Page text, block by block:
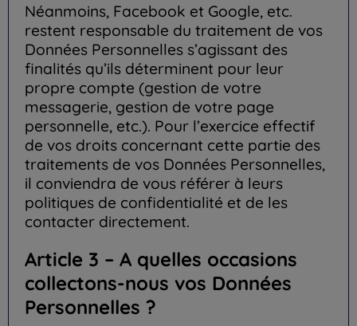
Néanmoins, Facebook et Google, etc.
restent responsable du traitement de vos
Données Personnelles s’agissant des
finalités qu’ils déterminent pour leur
propre compte (gestion de votre
messagerie, gestion de votre page
personnelle, etc.). Pour l’exercice effectif
de vos droits concernant cette partie des
traitements de vos Données Personnelles,
il conviendra de vous référer à leurs
politiques de confidentialité et de les
contacter directement.
Article 3 – A quelles occasions
collectons-nous vos Données
Personnelles ?